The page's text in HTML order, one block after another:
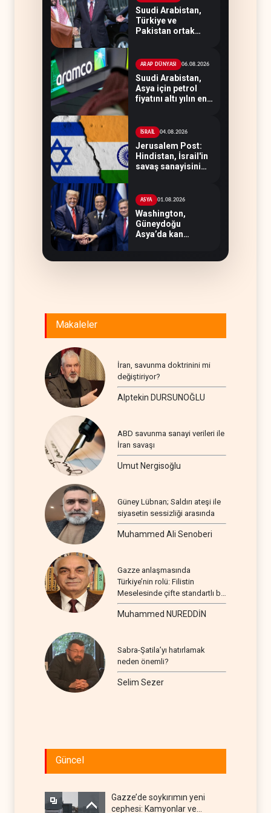
Suudi Arabistan,
Türkiye ve
Pakistan ortak
imzaladı
ARAP DÜNYASI 06.08.2026
Suudi Arabistan,
Asya için petrol
fiyatını altı yılın en
İSRAİL 04.08.2026
Jerusalem Post:
Hindistan, İsrail'in
savaş sanayisini
ASYA 01.08.2026
Washington,
Güneydoğu
Asya’da kan
Makaleler
İran, savunma doktrinini mi
değiştiriyor?
Alptekin DURSUNOĞLU
ABD savunma sanayi verileri ile
İran savaşı
Umut Nergisoğlu
Güney Lübnan; Saldırı ateşi ile
siyasetin sessizliği arasında
Muhammed Ali Senoberi
Gazze anlaşmasında
Türkiye’nin rolü: Filistin
Meselesinde çifte standartlı bir
seyir
Muhammed NUREDDİN
Sabra-Şatila’yı hatırlamak
neden önemli?
Selim Sezer
Güncel
Gazze’de soykırımın yeni
cephesi: Kamyonlar ve